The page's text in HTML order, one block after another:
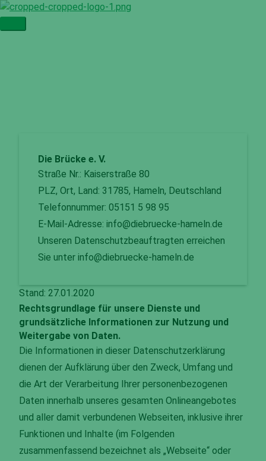
Zum
Inhalt
springen
Hauptmenü
Die Brücke e. V.
Straße Nr.: Kaiserstraße 80
PLZ, Ort, Land: 31785, Hameln, Deutschland
Telefonnummer: 05151 5 98 95
E-Mail-Adresse: info@diebruecke-hameln.de
Unseren Datenschutzbeauftragten erreichen
Sie unter info@diebruecke-hameln.de
Stand: 27.01.2020
Rechtsgrundlage für unsere Dienste und
grundsätzliche Informationen zur Nutzung und
Weitergabe von Daten.
Die Informationen in dieser Datenschutzerklärung
dienen der Aufklärung über den Zweck, Umfang und
die Art der Verarbeitung Ihrer personenbezogenen
Daten innerhalb unseres gesamten Onlineangebotes
und aller damit verbundenen Webseiten, inklusive ihrer
Funktionen und Inhalte (im Folgenden
zusammenfassend bezeichnet als „Webseite“ oder